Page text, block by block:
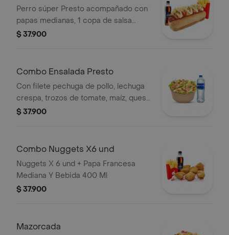
Perro súper Presto acompañado con
papas medianas, 1 copa de salsa
Presto y bebida de 400 ml
$ 37.900
Combo Ensalada Presto
Con filete pechuga de pollo, lechuga
crespa, trozos de tomate, maíz, queso
mozzarella, champiñones salteados a
$ 37.900
Combo Nuggets X6 und
Nuggets X 6 und + Papa Francesa
Mediana Y Bebida 400 Ml
$ 37.900
Mazorcada